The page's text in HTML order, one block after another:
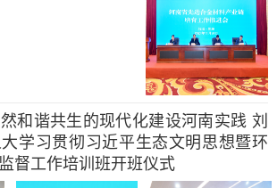
和谐共生的现代化建设河南实践 刘
学习贯彻习近平生态文明思想暨环
督工作培训班开班仪式